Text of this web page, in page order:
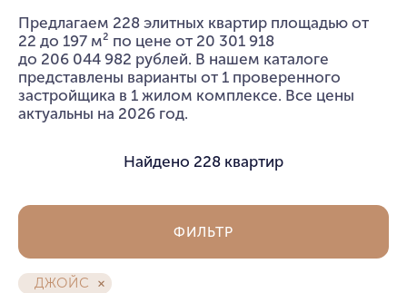
Предлагаем 228 элитных квартир площадью от
22 до 197 м² по цене от 20 301 918
до 206 044 982 рублей. В нашем каталоге
представлены варианты от 1 проверенного
застройщика в 1 жилом комплексе. Все цены
актуальны на 2026 год.
Найдено 228 квартир
ДЖОЙС
ФИЛЬТР